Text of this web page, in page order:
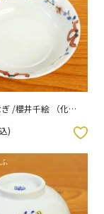
/櫻井千絵 （化粧
)